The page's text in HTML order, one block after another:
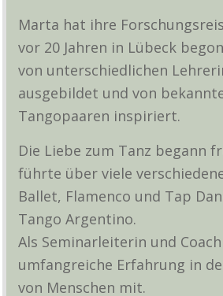
Marta hat ihre
vor 20 Jahren in Lübeck
von unterschiedlichen
ausgebildet und von
Tangopaaren inspiriert.
Die Liebe zum Tanz begann
führte über viele
Ballet, Flamenco und Tap
Tango Argentino.
Als Seminarleiterin und
umfangreiche Erfahrung in
von Menschen mit.